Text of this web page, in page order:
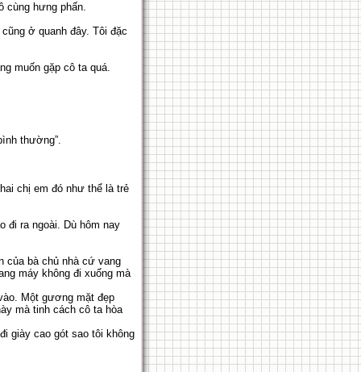
cùng hưng phấn.
ở quanh đây. Tôi đặc
muốn gặp cô ta quá.
thường”.
chị em đó như thể là trẻ
đi ra ngoài. Dù hôm nay
của bà chủ nhà cứ vang
máy không đi xuống mà
Một gương mặt đẹp
mà tinh cách cô ta hòa
giày cao gót sao tôi không